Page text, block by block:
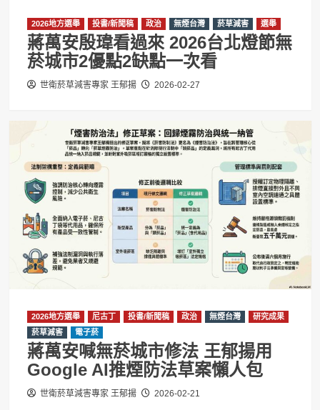
2026地方選舉 投書/新聞稿 政治 無煙台灣 菸草減害 選舉
蔣萬安殷瑋看過來 2026台北燈節無
菸城市2優點2缺點一次看
世衛菸草減害專家 王郁揚 2026-02-27
2026地方選舉 尼古丁 投書/新聞稿 政治 無煙台灣
研究成果
菸草減害
電子菸
蔣萬安喊無菸城市修法 王郁揚用
Google AI推煙防法草案懶人包
世衛菸草減害專家 王郁揚 2026-02-21